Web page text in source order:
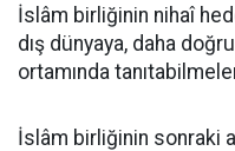
İslâm birliğinin nihaî
dış dünyaya, daha
ortamında
İslâm birliğinin sonraki